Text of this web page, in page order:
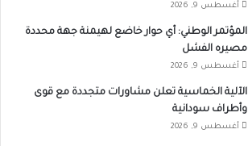
أغسطس 9, 2026
المؤتمر الوطني: أي حوار خاضع لهيمنة جهة محددة
مصيره الفشل
أغسطس 9, 2026
الآلية الخماسية تعلن مشاورات متجددة مع قوى
وأطراف سودانية
أغسطس 9, 2026